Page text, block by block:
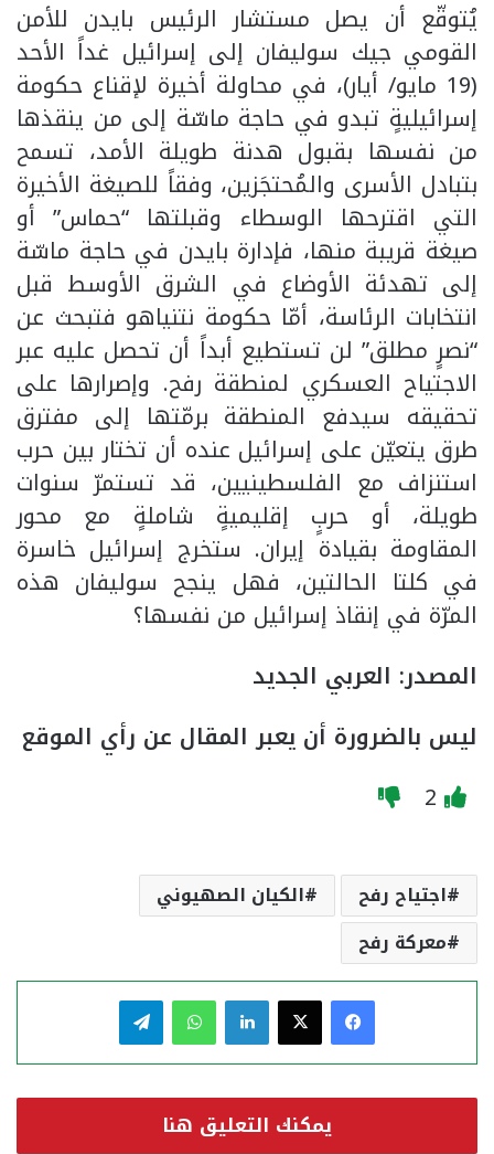
يُتوقّع أن يصل مستشار الرئيس بايدن للأمن
القومي جيك سوليفان إلى إسرائيل غداً الأحد
(19 مايو/ أيار)، في محاولة أخيرة لإقناع حكومة
إسرائيليةٍ تبدو في حاجة ماسّة إلى من ينقذها
من نفسها بقبول هدنة طويلة الأمد، تسمح
بتبادل الأسرى والمُحتجَزين، وفقاً للصيغة الأخيرة
التي اقترحها الوسطاء وقبلتها “حماس” أو
صيغة قريبة منها، فإدارة بايدن في حاجة ماسّة
إلى تهدئة الأوضاع في الشرق الأوسط قبل
انتخابات الرئاسة، أمّا حكومة نتنياهو فتبحث عن
“نصرٍ مطلق” لن تستطيع أبداً أن تحصل عليه عبر
الاجتياح العسكري لمنطقة رفح. وإصرارها على
تحقيقه سيدفع المنطقة برمّتها إلى مفترق
طرق يتعيّن على إسرائيل عنده أن تختار بين حرب
استنزاف مع الفلسطينيين، قد تستمرّ سنوات
طويلة، أو حربٍ إقليميةٍ شاملةٍ مع محور
المقاومة بقيادة إيران. ستخرج إسرائيل خاسرة
في كلتا الحالتين، فهل ينجح سوليفان هذه
المرّة في إنقاذ إسرائيل من نفسها؟
المصدر: العربي الجديد
ليس بالضرورة أن يعبر المقال عن رأي الموقع
2
اجتياح رفح
الكيان الصهيوني
معركة رفح
فيسبوك لينكدإن واتساب
يمكنك التعليق هنا